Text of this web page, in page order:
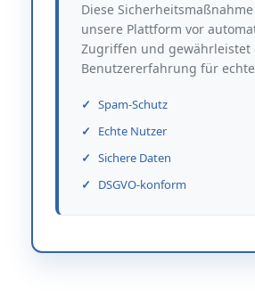
Diese
unsere Plattform vor
Zugriffen und gewährleistet
Benutzererfahrung für
Spam-Schutz
Echte Nutzer
Sichere Daten
DSGVO-konform